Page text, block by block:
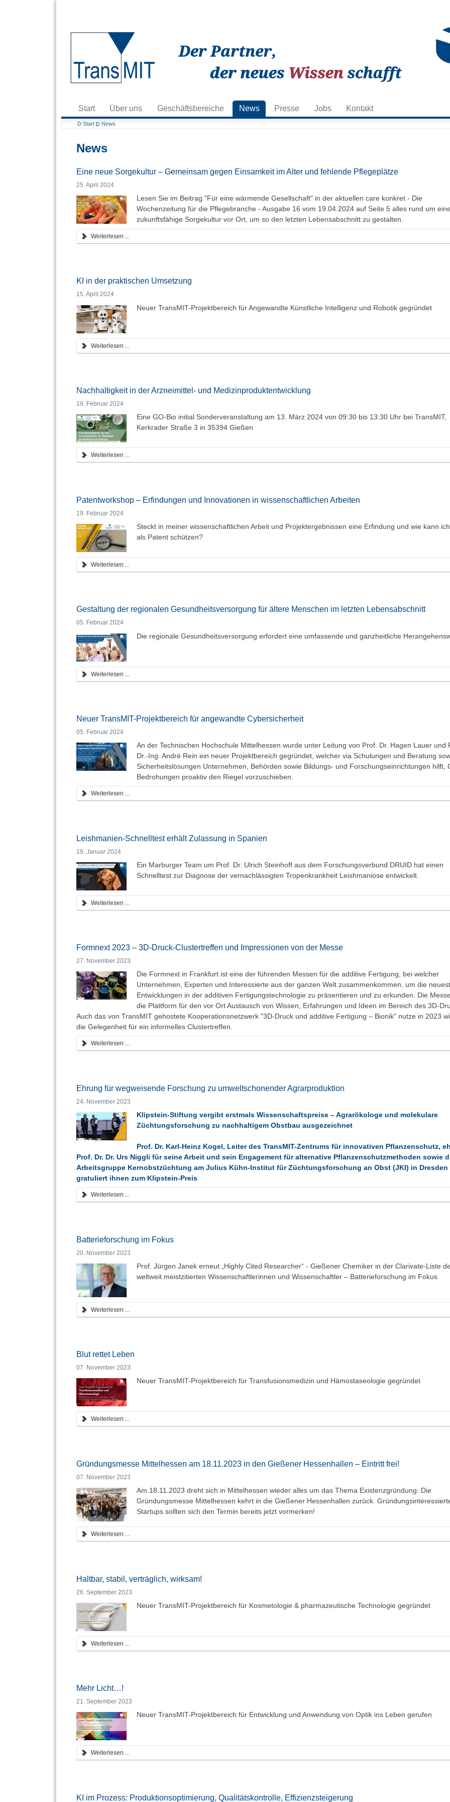
Start Über uns Geschäftsbereiche News Presse Jobs Kontakt
Start News
News
Eine neue Sorgekultur – Gemeinsam gegen Einsamkeit im Alter und fehlende Pflegeplätze
25. April 2024
Lesen Sie im Beitrag "Für eine wärmende Gesellschaft" in der aktuellen care konkret - Die
Wochenzeitung für die Pflegebranche - Ausgabe 16 vom 19.04.2024 auf Seite 5 alles rund um eine
zukunftsfähige Sorgekulturvor Ort, um so den letzten Lebensabschnitt zu gestalten.
Weiterlesen ...
KI in der praktischen Umsetzung
15. April 2024
Neuer TransMIT-Projektbereich für Angewandte Künstliche Intelligenz und Robotik gegründet
Weiterlesen ...
Nachhaltigkeit in der Arzneimittel- und Medizinproduktentwicklung
19. Februar 2024
Eine GO-Bio initial Sonderveranstaltung am 13. März 2024 von 09:30 bis 13:30 Uhr bei TransMIT,
Kerkrader Straße 3 in 35394 Gießen
Weiterlesen ...
Patentworkshop – Erfindungen und Innovationen in wissenschaftlichen Arbeiten
19. Februar 2024
Steckt in meiner wissenschaftlichen Arbeit und Projektergebnissen eine Erfindung und wie kann
als Patent schützen?
Weiterlesen ...
Gestaltung der regionalen Gesundheitsversorgung für ältere Menschen im letzten Lebensabschnitt
05. Februar 2024
Die regionale Gesundheitsversorgung erfordert eine umfassende und ganzheitliche
Weiterlesen ...
Neuer TransMIT-Projektbereich für angewandte Cybersicherheit
05. Februar 2024
An der Technischen Hochschule Mittelhessen wurde unter Leitung von Prof. Dr. Hagen Lauer und
Dr.-Ing. André Rein ein neuer Projektbereich gegründet, welcher via Schulungen und Beratung
Sicherheitslösungen Unternehmen, Behörden sowie Bildungs- und Forschungseinrichtungen hilft,
Bedrohungen proaktiv den Riegel vorzuschieben.
Weiterlesen ...
Leishmanien-Schnelltest erhält Zulassung in Spanien
19. Januar 2024
Ein Marburger Team um Prof. Dr. Ulrich Steinhoff aus dem Forschungsverbund DRUID hat einen
Schnelltest zur Diagnose der vernachlässigten Tropenkrankheit Leishmaniose entwickelt.
Weiterlesen ...
Formnext 2023 – 3D-Druck-Clustertreffen und Impressionen von der Messe
27. November 2023
Die Formnext in Frankfurt ist eine der führenden Messen für die additive Fertigung, bei welcher
Unternehmen, Experten und Interessierte aus der ganzen Welt zusammenkommen, um die
Entwicklungen in der additiven Fertigungstechnologie zu präsentieren und zu erkunden. Die
die Plattform für den vor Ort Austausch von Wissen, Erfahrungen und Ideen im Bereich des 3D-
Auch das von TransMIT gehostete Kooperationsnetzwerk "3D-Druck und additive Fertigung – Bionik" nutze in 2023
die Gelegenheit für ein informelles Clustertreffen.
Weiterlesen ...
Ehrung für wegweisende Forschung zu umweltschonender Agrarproduktion
24. November 2023
Klipstein-Stiftung vergibt erstmals Wissenschaftspreise – Agrarökologe und molekulare
Züchtungsforschung zu nachhaltigem Obstbau ausgezeichnet
Prof. Dr. Karl-Heinz Kogel, Leiter des TransMIT-Zentrums für innovativen Pflanzenschutz,
Prof. Dr. Dr. Urs Niggli für seine Arbeit und sein Engagement für alternative Pflanzenschutzmethoden sowie
Arbeitsgruppe Kernobstzüchtung am Julius Kühn-Institut für Züchtungsforschung an Obst (JKI) in Dresden
gratuliert ihnen zum Klipstein-Preis
Weiterlesen ...
Batterieforschung im Fokus
20. November 2023
Prof. Jürgen Janek erneut „Highly Cited Researcher“ - Gießener Chemiker in der Clarivate-Liste
weltweit meistzitierten Wissenschaftlerinnen und Wissenschaftler – Batterieforschung im Fokus
Weiterlesen ...
Blut rettet Leben
07. November 2023
Neuer TransMIT-Projektbereich für Transfusionsmedizin und Hämostaseologie gegründet
Weiterlesen ...
Gründungsmesse Mittelhessen am 18.11.2023 in den Gießener Hessenhallen – Eintritt frei!
07. November 2023
Am 18.11.2023 dreht sich in Mittelhessen wieder alles um das Thema Existenzgründung: Die
Gründungsmesse Mittelhessen kehrt in die Gießener Hessenhallen zurück.
Startups sollten sich den Termin bereits jetzt vormerken!
Weiterlesen ...
Haltbar, stabil, verträglich, wirksam!
26. September 2023
Neuer TransMIT-Projektbereich für Kosmetologie & pharmazeutische Technologie gegründet
Weiterlesen ...
Mehr Licht…!
21. September 2023
Neuer TransMIT-Projektbereich für Entwicklung und Anwendung von Optik ins Leben gerufen
Weiterlesen ...
KI im Prozess: Produktionsoptimierung, Qualitätskontrolle, Effizienzsteigerung